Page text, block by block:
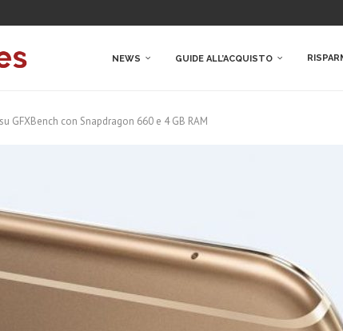
NEWS GUIDE ALL’ACQUISTO
GFXBench con Snapdragon 660 e 4 GB RAM